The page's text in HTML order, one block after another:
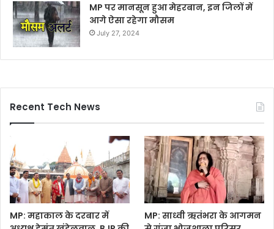
MP पर मानसून हुआ मेहरबान, इन जिलों में
आगे ऐसा रहेगा मौसम
July 27, 2024
Recent Tech News
MP: महाकाल के दरबार में
MP: साध्वी ऋतंभरा के आगमन